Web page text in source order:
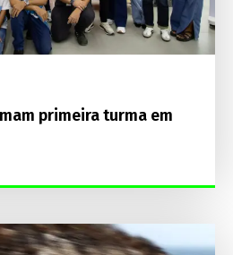
primeira turma em